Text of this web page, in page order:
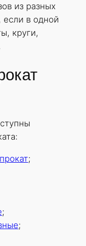
из разных
если в одной
круги,
;
;
;